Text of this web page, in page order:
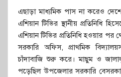
এছাড়া মাধ্যমিক পাস না করেও
এশিয়ান টিভির স্থানীয় প্রতিনিধি
এশিয়ান টিভির প্রতিনিধি হওয়ার
সরকারি অফিস, প্রাথমিক
চাঁদাবাজি শুরু করে। মাছুম ও
পড়েছিল উপজেলার সরকারি